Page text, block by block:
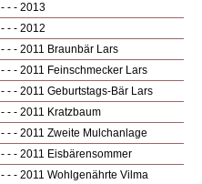
- - - 2013
- - - 2012
- - - 2011 Braunbär Lars
- - - 2011 Feinschmecker Lars
- - - 2011 Geburtstags-Bär Lars
- - - 2011 Kratzbaum
- - - 2011 Zweite Mulchanlage
- - - 2011 Eisbärensommer
- - - 2011 Wohlgenährte Vilma